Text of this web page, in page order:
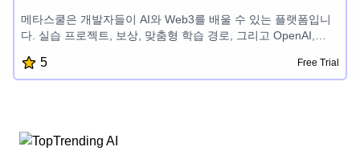
메타스쿨은 개발자들이 AI와 Web3를 배울 수 있는 플랫폼입니
다. 실습 프로젝트, 보상, 맞춤형 학습 경로, 그리고 OpenAI,
다. 재미있고 쉽게 개발할 수 있도록 도와 개발자들이 성공적인
제품을 만들고 AI와 블록체인 개발 분야의 잠재력을 발휘할 수
5 Free Trial